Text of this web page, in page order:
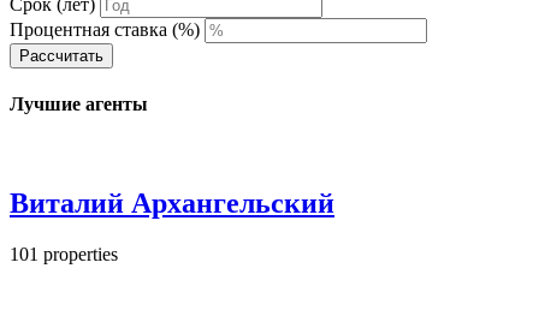
Срок (лет)
Процентная ставка (%)
Рассчитать
Лучшие агенты
Виталий Архангельский
101 properties